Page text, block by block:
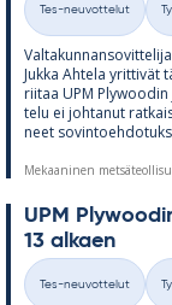
Kategoriat
Tes-neuvottelut
Jukka Ah­tela
rii­taa UPM
telu ei joh­ta­nut
neet
Mekaaninen
UPM
13 al­kaen
Kategoriat
Tes-neuvottelut